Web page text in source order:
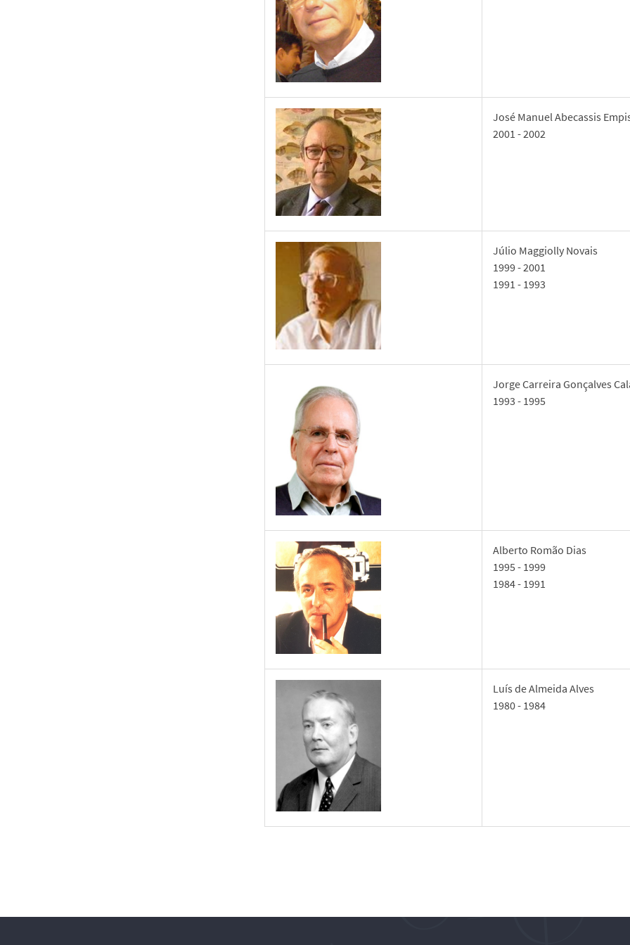
José Manuel Abecassis
2001 - 2002
Júlio Maggiolly Novais
1999 - 2001
1991 - 1993
Jorge Carreira Gonçalves
1993 - 1995
Alberto Romão Dias
1995 - 1999
1984 - 1991
Luís de Almeida Alves
1980 - 1984